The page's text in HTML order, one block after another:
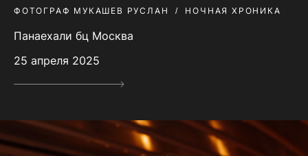
ФОТОГРАФ МУКАШЕВ РУСЛАН НОЧНАЯ ХРОНИКА
Панаехали бц Москва
25 апреля 2025